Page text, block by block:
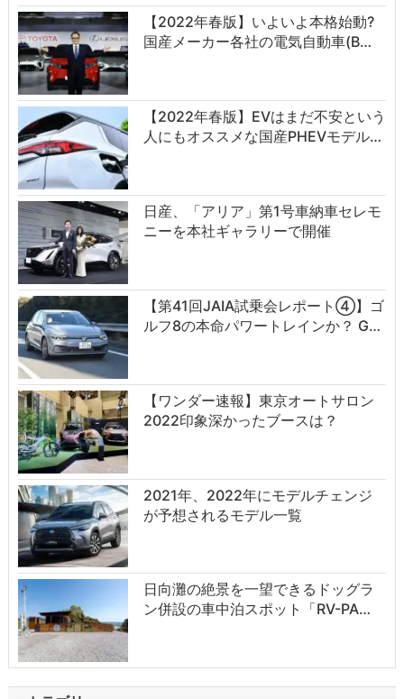
【2022年春版】いよいよ本格始動?
国産メーカー各社の電気自動車(B…
【2022年春版】EVはまだ不安という
人にもオススメな国産PHEVモデル…
日産、「アリア」第1号車納車セレモ
ニーを本社ギャラリーで開催
【第41回JAIA試乗会レポート④】ゴ
ルフ8の本命パワートレインか？ G…
【ワンダー速報】東京オートサロン
2022印象深かったブースは？
2021年、2022年にモデルチェンジ
が予想されるモデル一覧
日向灘の絶景を一望できるドッグラ
ン併設の車中泊スポット「RV-PA…